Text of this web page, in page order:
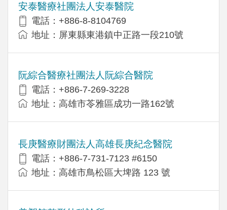
安泰醫療社團法人安泰醫院
電話：+886-8-8104769
地址：屏東縣東港鎮中正路一段210號
阮綜合醫療社團法人阮綜合醫院
電話：+886-7-269-3228
地址：高雄市苓雅區成功一路162號
長庚醫療財團法人高雄長庚紀念醫院
電話：+886-7-731-7123 #6150
地址：高雄市鳥松區大埤路 123 號